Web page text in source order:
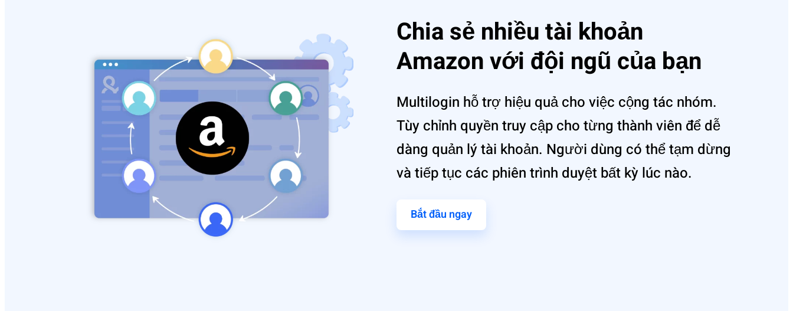
Chia sẻ nhiều tài khoản
Amazon với đội ngũ của bạn
Multilog‌in hỗ trợ hiệu quả cho việc cộng tác nhóm.
Tùy chỉnh quyền truy cập cho từng thành viên để dễ
dàng quản lý tài khoả‌n. Người dùng có thể tạm dừng
và tiếp tục các phiên trình duyệt bất kỳ lúc nào.
Bắt đầu ngay